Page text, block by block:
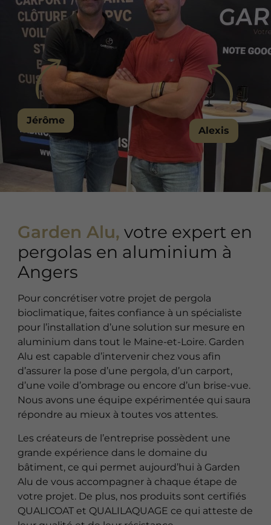
Jérôme
Alexis
Garden Alu, votre expert en
pergolas en aluminium à
Angers
Pour concrétiser votre projet de pergola
bioclimatique, faites confiance à un spécialiste
pour l’installation d’une solution sur mesure en
aluminium dans tout le Maine-et-Loire. Garden
Alu est capable d’intervenir chez vous afin
d’assurer la pose d’une pergola, d’un carport,
d’une voile d’ombrage ou encore d’un brise-vue.
Nous avons une équipe expérimentée qui saura
répondre au mieux à toutes vos attentes.
Les créateurs de l’entreprise possèdent une
grande expérience dans le domaine du
bâtiment, ce qui permet aujourd’hui à Garden
Alu de vous accompagner à chaque étape de
votre projet. De plus, nos produits sont certifiés
QUALICOAT et QUALILAQUAGE ce qui atteste de